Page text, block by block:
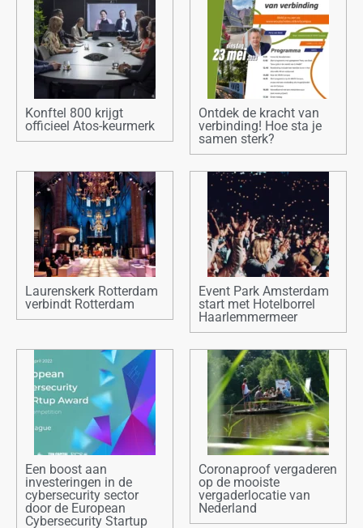
Konftel 800 krijgt
officieel Atos-keurmerk
Ontdek de kracht van
verbinding! Hoe sta je
samen sterk?
Laurenskerk Rotterdam
verbindt Rotterdam
Event Park Amsterdam
start met Hotelborrel
Haarlemmermeer
Een boost aan
investeringen in de
cybersecurity sector
door de European
Cybersecurity Startup
Coronaproof vergaderen
op de mooiste
vergaderlocatie van
Nederland